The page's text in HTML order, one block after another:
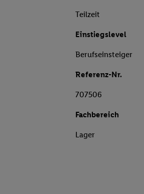
Teilzeit
Einstiegslevel
Berufseinsteiger
Referenz-Nr.
707506
Fachbereich
Lager